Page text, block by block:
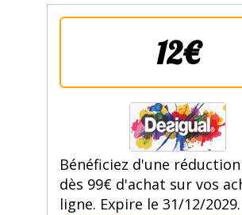
12€
Bénéficiez d'une
dès 99€ d'achat sur vos
ligne. Expire le 31/12/2029.